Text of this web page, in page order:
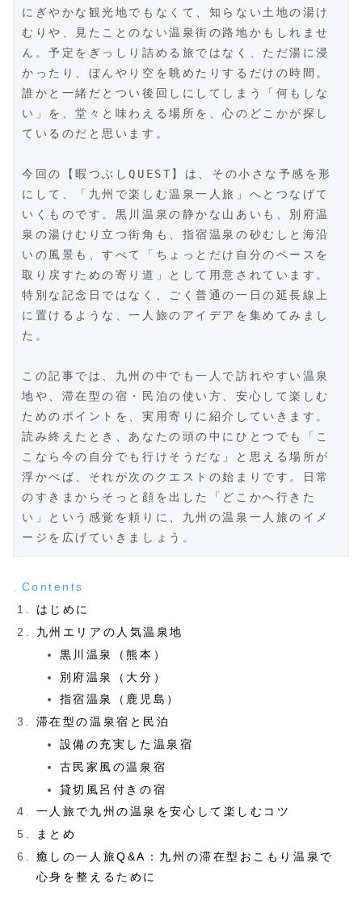
にぎやかな観光地でもなくて、知らない土地の湯け
むりや、見たことのない温泉街の路地かもしれませ
ん。予定をぎっしり詰める旅ではなく、ただ湯に浸
かったり、ぼんやり空を眺めたりするだけの時間。
誰かと一緒だとつい後回しにしてしまう「何もしな
い」を、堂々と味わえる場所を、心のどこかが探し
ているのだと思います。
今回の【暇つぶしQUEST】は、その小さな予感を形
にして、「九州で楽しむ温泉一人旅」へとつなげて
いくものです。黒川温泉の静かな山あいも、別府温
泉の湯けむり立つ街角も、指宿温泉の砂むしと海沿
いの風景も、すべて「ちょっとだけ自分のペースを
取り戻すための寄り道」として用意されています。
特別な記念日ではなく、ごく普通の一日の延長線上
に置けるような、一人旅のアイデアを集めてみまし
た。
この記事では、九州の中でも一人で訪れやすい温泉
地や、滞在型の宿・民泊の使い方、安心して楽しむ
ためのポイントを、実用寄りに紹介していきます。
読み終えたとき、あなたの頭の中にひとつでも「こ
こなら今の自分でも行けそうだな」と思える場所が
浮かべば、それが次のクエストの始まりです。日常
のすきまからそっと顔を出した「どこかへ行きた
い」という感覚を頼りに、九州の温泉一人旅のイメ
ージを広げていきましょう。
Contents
はじめに
九州エリアの人気温泉地
黒川温泉（熊本）
別府温泉（大分）
指宿温泉（鹿児島）
滞在型の温泉宿と民泊
設備の充実した温泉宿
古民家風の温泉宿
貸切風呂付きの宿
一人旅で九州の温泉を安心して楽しむコツ
まとめ
癒しの一人旅Q&A：九州の滞在型おこもり温泉で
心身を整えるために